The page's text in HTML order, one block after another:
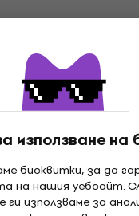
използване на
бисквитки, за да
на нашия уебсайт.
ги използваме за